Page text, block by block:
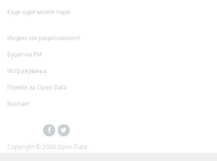
Каде одат моите пари
Индекс на рационалност
Буџет на РМ
Истражувања
Повеќе за Open Data
Контакт
Copyright ©2026 Open Data